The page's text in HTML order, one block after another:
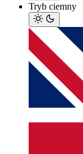
Tryb ciemny